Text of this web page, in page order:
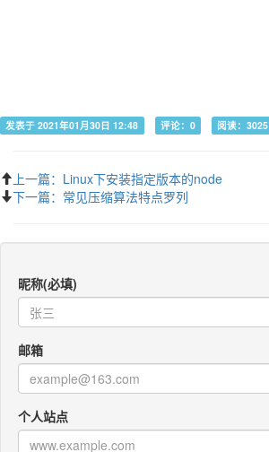
发表于 2021年01月30日 12:48 评论：0 阅读：3025
上一篇：Linux下安装指定版本的node
下一篇：常见压缩算法特点罗列
昵称(必填)
邮箱
个人站点